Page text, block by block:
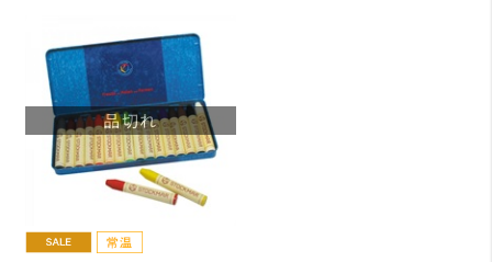
品切れ